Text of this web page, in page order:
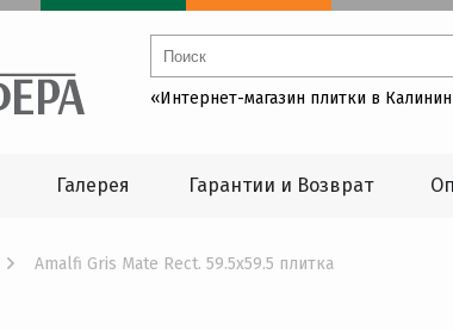
«Интернет-магазин плитки в
Галерея Гарантии и Возврат
Amalfi Gris Mate Rect. 59.5x59.5 плитка